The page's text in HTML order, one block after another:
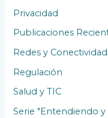
Privacidad
Publicaciones
Redes y Conectividad
Regulación
Salud y TIC
Serie "Entendiendo